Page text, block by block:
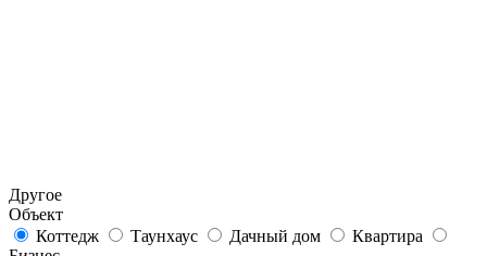
Другое
Объект
Коттедж
Таунхаус Дачный дом
Квартира